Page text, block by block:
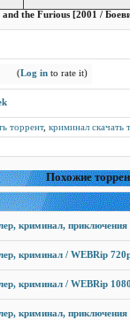
the Furious [2001 /
(Log into rate it)
торрент, криминал скачать
Похожие
криминал, приключения
криминал / WEBRip
криминал / WEBRip
криминал, приключения